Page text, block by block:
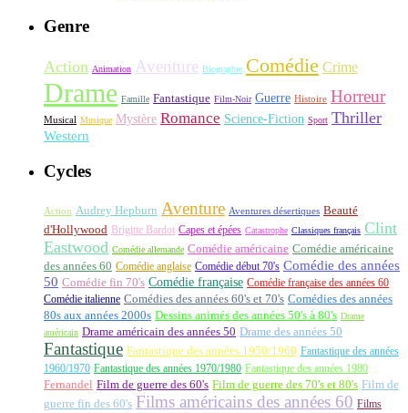
Genre
Action Animation Aventure Biographie Comédie Crime
Drame Famille Fantastique Film-Noir Guerre Histoire Horreur
Musical Musique Mystère Romance Science-Fiction Sport Thriller
Western
Cycles
Action Audrey Hepburn Aventure Aventures désertiques Beauté
d'Hollywood Brigitte Bardot Capes et épées Catastrophe Classiques français Clint
Eastwood Comédie allemande Comédie américaine Comédie américaine
des années 60 Comédie anglaise Comédie début 70's Comédie des années
50 Comédie fin 70's Comédie française Comédie française des années 60
Comédie italienne Comédies des années 60's et 70's Comédies des années
80s aux années 2000s Dessins animés des années 50's à 80's Drame
américain Drame américain des années 50 Drame des années 50
Fantastique Fantastique des années 1950/1960 Fantastique des années
1960/1970 Fantastique des années 1970/1980 Fantastique des années 1980
Fernandel Film de guerre des 60's Film de guerre des 70's et 80's Film de
guerre fin des 60's Films américains des années 60 Films